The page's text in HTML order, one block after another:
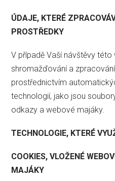
ÚDAJE, KTERÉ
PROSTŘEDKY
V případě Vaší návštěvy
shromažďování a
prostřednictvím
technologií, jako jsou
odkazy a webové majáky.
TECHNOLOGIE, KTERÉ
COOKIES, VLOŽENÉ
MAJÁKY